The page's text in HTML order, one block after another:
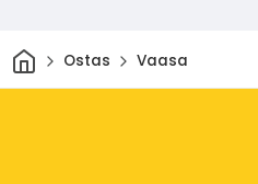
Sākums
Ostas Vaasa